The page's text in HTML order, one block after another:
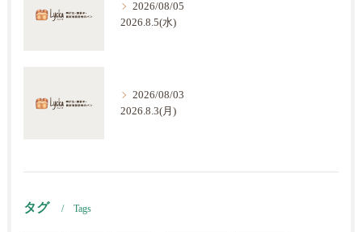
2026/08/05
2026.8.5(水)
2026/08/03
2026.8.3(月)
タグ Tags